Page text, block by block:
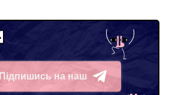
Підпишись на наш
Telegram